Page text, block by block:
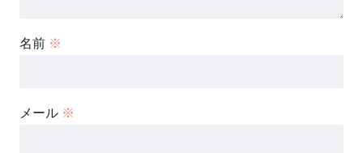
名前 ※
メール ※